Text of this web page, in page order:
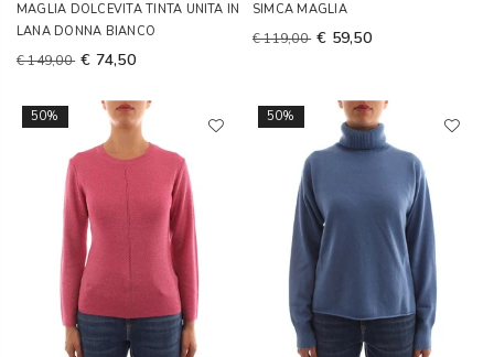
MAGLIA DOLCEVITA TINTA UNITA IN
LANA DONNA BIANCO
€ 149,00 € 74,50
SIMCA MAGLIA
€ 119,00 € 59,50
50% 50%